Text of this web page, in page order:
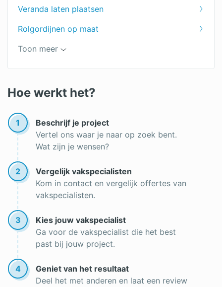
Veranda laten plaatsen
Rolgordijnen op maat
Vouwgordijnen op maat
Lamellen op maat
Zonwering kopen
Toon meer
Hoe werkt het?
1
Beschrijf je project
Vertel ons waar je naar op zoek bent.
Wat zijn je wensen?
2
Vergelijk vakspecialisten
Kom in contact en vergelijk offertes van
vakspecialisten.
3
Kies jouw vakspecialist
Ga voor de vakspecialist die het best
past bij jouw project.
4
Geniet van het resultaat
Deel het met anderen en laat een review